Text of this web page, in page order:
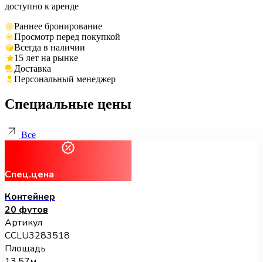
доступно к аренде
Раннее бронирование
Просмотр перед покупкой
Всегда в наличии
15 лет на рынке
Доставка
Персональный менеджер
Специальные цены
Все
Спец.цена
Контейнер
20 футов
Артикул
CCLU3283518
Площадь